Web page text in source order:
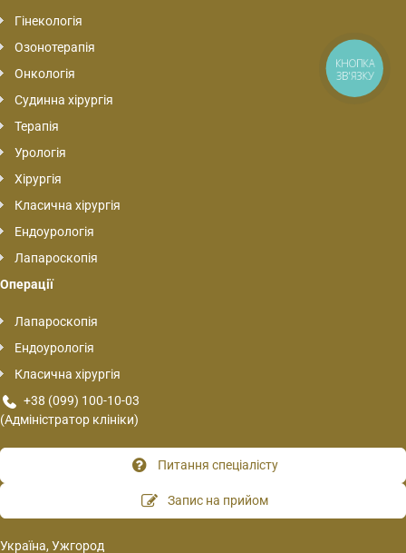
Гінекологія
Озонотерапія
Онкологія
Судинна хірургія
Терапія
Урологія
Хірургія
Класична хірургія
Ендоурологія
Лапароскопія
Операції
Лапароскопія
Ендоурологія
Класична хірургія
+38 (099) 100-10-03
(Адміністратор клініки)
Питання спеціалісту
Запис на прийом
Україна, Ужгород
КНОПКА
ЗВ'ЯЗКУ